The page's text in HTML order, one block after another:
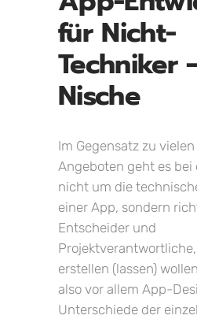
für Nicht-
Techniker
Nische
Im Gegensatz zu
Angeboten geht es
nicht um die
einer App, sondern
Entscheider und
erstellen (lassen)
also vor allem App-
Unterschiede der